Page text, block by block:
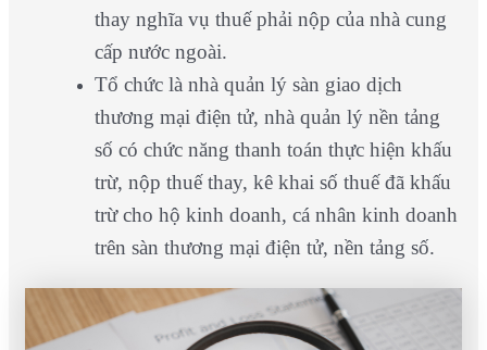
thay nghĩa vụ thuế phải nộp của nhà cung
cấp nước ngoài.
Tổ chức là nhà quản lý sàn giao dịch
thương mại điện tử, nhà quản lý nền tảng
số có chức năng thanh toán thực hiện khấu
trừ, nộp thuế thay, kê khai số thuế đã khấu
trừ cho hộ kinh doanh, cá nhân kinh doanh
trên sàn thương mại điện tử, nền tảng số.